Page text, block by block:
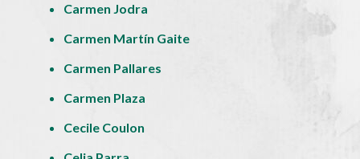
Carmen Jodra
Carmen Martín Gaite
Carmen Pallares
Carmen Plaza
Cecile Coulon